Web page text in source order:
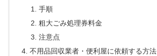
手順
粗大ごみ処理券料金
注意点
不用品回収業者・便利屋に依頼する方法